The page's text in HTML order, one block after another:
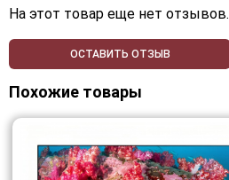
На этот товар еще нет отзывов.
ОСТАВИТЬ ОТЗЫВ
Похожие товары